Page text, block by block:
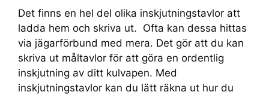
Det finns en hel del olika inskjutningstavlor att
ladda hem och skriva ut. Ofta kan dessa hittas
via jägarförbund med mera. Det gör att du kan
skriva ut måltavlor för att göra en ordentlig
inskjutning av ditt kulvapen. Med
inskjutningstavlor kan du lätt räkna ut hur du